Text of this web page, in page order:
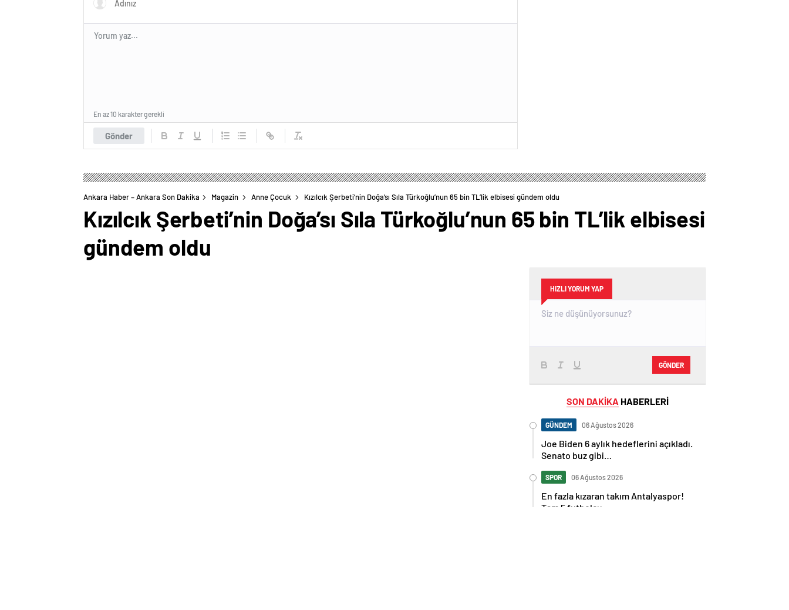
Gönder
En az 10 karakter gerekli
Ankara Haber – Ankara Son Dakika Magazin Anne Çocuk Kızılcık Şerbeti’nin Doğa’sı Sıla Türkoğlu’nun 65 bin TL’lik elbisesi gündem oldu
Kızılcık Şerbeti’nin Doğa’sı Sıla Türkoğlu’nun 65 bin TL’lik elbisesi
gündem oldu
HIZLI YORUM YAP
GÖNDER
SON DAKİKA HABERLERİ
GÜNDEM 06 Ağustos 2026
Joe Biden 6 aylık hedeflerini açıkladı.
Senato buz gibi…
SPOR 06 Ağustos 2026
En fazla kızaran takım Antalyaspor!
Tam 5 futbolcu….